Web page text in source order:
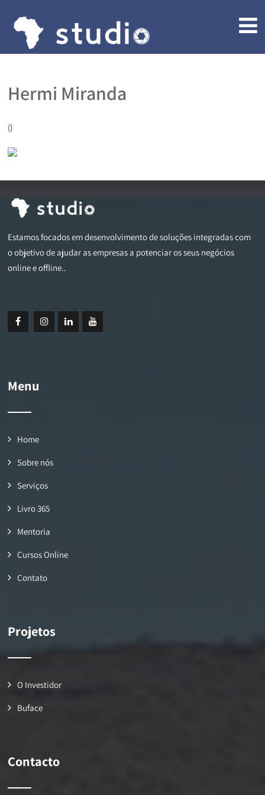
Hermi Miranda
()
Estamos focados em desenvolvimento de soluções integradas com
o objetivo de ajudar as empresas a potenciar os seus negócios
online e offline..
Menu
Home
Sobre nós
Serviços
Livro 365
Mentoria
Cursos Online
Contato
Projetos
O Investidor
Buface
Contacto